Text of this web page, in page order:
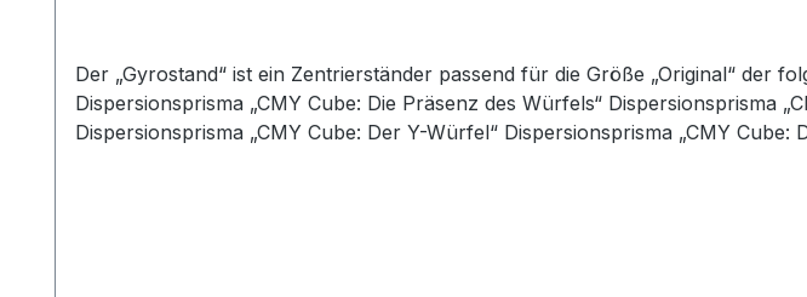
Der „Gyrostand“ ist ein Zentrierständer passend für die Größe „Original“ der
Dispersionsprisma „CMY Cube: Die Präsenz des Würfels“ Dispersionsprisma
Dispersionsprisma „CMY Cube: Der Y-Würfel“ Dispersionsprisma „CMY